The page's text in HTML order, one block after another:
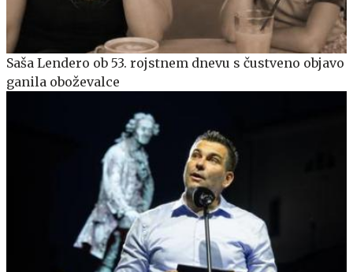
Saša Lendero ob 53. rojstnem dnevu s čustveno objavo
ganila oboževalce